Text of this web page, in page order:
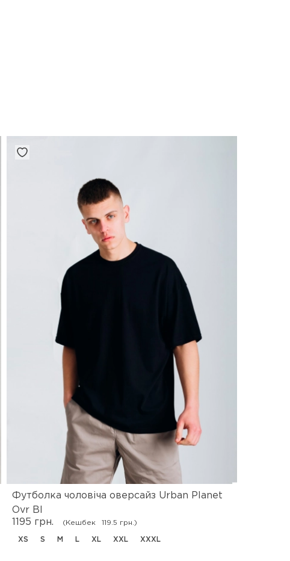
Футболка чоловіча оверсайз Urban Planet
Ovr Bl
1195 грн.
(Кешбек 119.5 грн.)
XS S M L XL XXL XXXL